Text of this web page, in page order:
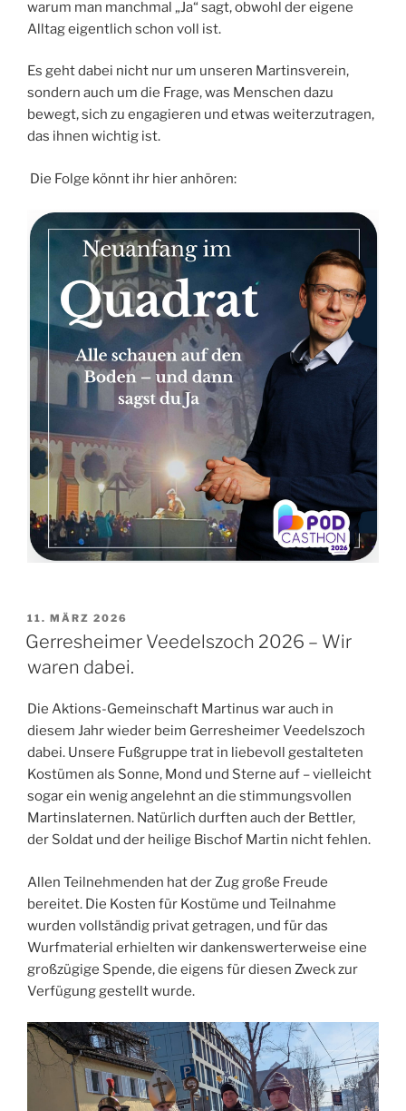
warum man manchmal „Ja“ sagt, obwohl der eigene
Alltag eigentlich schon voll ist.
Es geht dabei nicht nur um unseren Martinsverein,
sondern auch um die Frage, was Menschen dazu
bewegt, sich zu engagieren und etwas weiterzutragen,
das ihnen wichtig ist.
Die Folge könnt ihr hier anhören:
VERÖFFENTLICHT
AM
11. MÄRZ 2026
Gerresheimer Veedelszoch 2026 – Wir
waren dabei.
Die Aktions-Gemeinschaft Martinus war auch in
diesem Jahr wieder beim Gerresheimer Veedelszoch
dabei. Unsere Fußgruppe trat in liebevoll gestalteten
Kostümen als Sonne, Mond und Sterne auf – vielleicht
sogar ein wenig angelehnt an die stimmungsvollen
Martinslaternen. Natürlich durften auch der Bettler,
der Soldat und der heilige Bischof Martin nicht fehlen.
Allen Teilnehmenden hat der Zug große Freude
bereitet. Die Kosten für Kostüme und Teilnahme
wurden vollständig privat getragen, und für das
Wurfmaterial erhielten wir dankenswerterweise eine
großzügige Spende, die eigens für diesen Zweck zur
Verfügung gestellt wurde.